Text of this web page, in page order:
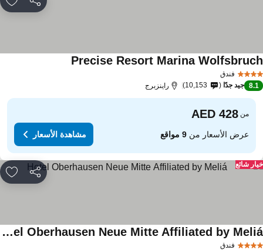
مشاركة
فندق
Precise Resort Marina
8.1 جيد جدًا 10,153 راينزبرج
من
عرض الأسعار من9 مواقع مشاهدة الأسعار
مشاركة
شائع
فندق
Hotel Oberhausen Neue Mitte Affiliated by Meliá